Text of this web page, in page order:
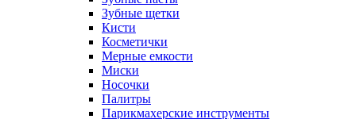
Зубные щетки
Кисти
Косметички
Мерные емкости
Миски
Носочки
Палитры
Парикмахерские инструменты